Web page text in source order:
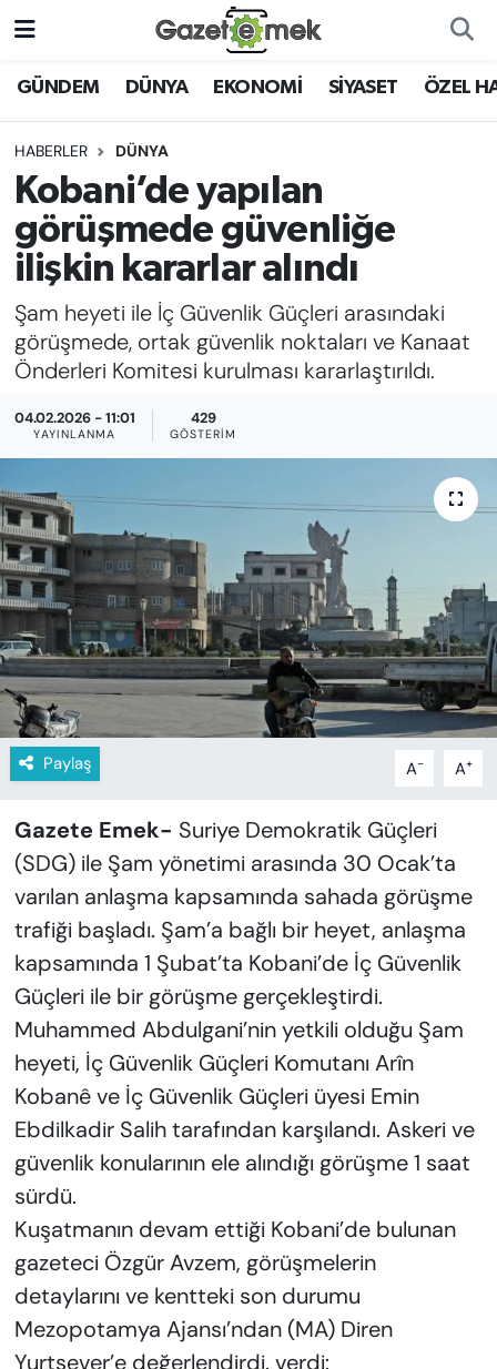
GÜNDEM DÜNYA EKONOMİ SİYASET ÖZEL
HABERLER DÜNYA
Kobani’de yapılan
görüşmede güvenliğe
ilişkin kararlar alındı
Şam heyeti ile İç Güvenlik Güçleri arasındaki
görüşmede, ortak güvenlik noktaları ve Kanaat
Önderleri Komitesi kurulması kararlaştırıldı.
04.02.2026 - 11:01
YAYINLANMA
429
GÖSTERIM
Paylaş A- A+
Gazete Emek- Suriye Demokratik Güçleri
(SDG) ile Şam yönetimi arasında 30 Ocak’ta
varılan anlaşma kapsamında sahada görüşme
trafiği başladı. Şam’a bağlı bir heyet, anlaşma
kapsamında 1 Şubat’ta Kobani’de İç Güvenlik
Güçleri ile bir görüşme gerçekleştirdi.
Muhammed Abdulgani’nin yetkili olduğu Şam
heyeti, İç Güvenlik Güçleri Komutanı Arîn
Kobanê ve İç Güvenlik Güçleri üyesi Emin
Ebdilkadir Salih tarafından karşılandı. Askeri ve
güvenlik konularının ele alındığı görüşme 1 saat
sürdü.
Kuşatmanın devam ettiği Kobani’de bulunan
gazeteci Özgür Avzem, görüşmelerin
detaylarını ve kentteki son durumu
Mezopotamya Ajansı’ndan (MA) Diren
Yurtsever’e değerlendirdi. verdi:
DÜNYA
EKONOMİ
EMEK HABERLERİ
YENİ MEDYADA EMEK
GAZETECİLİĞİNİ GELİŞTİRMEK
FAYDALI BİLGİLER
KADIN
SAĞLIK
SPOR
KÜLTÜR-SANAT
MAGAZİN
YAZAR KÖŞESİ
SİYASET
VAN VE DİYARBAKIR HABERLERİ
Nöbetçi Eczaneler
Hava Durumu
İstanbul Namaz Vakitleri
Trafik Durumu
Süper Lig Puan Durumu ve Fikstür
Tüm Manşetler
Son Dakika Haberleri